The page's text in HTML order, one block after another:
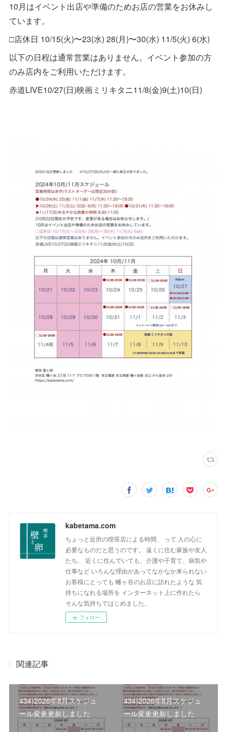
10月はイベント出店や準備のためお店の営業をお休みし
ています。
□店休日 10/15(火)〜23(水) 28(月)〜30(水) 11/5(火) 6(水)
以下の日程は通常営業はありません。イベント参加の方
のみ店内をご利用いただけます。
赤道LIVE10/27(日)映画ミリキタニ11/8(金)9(土)10(日)
kabetama.com
ちょっと近所の喫茶店による時間、 って 人の心に
必要なものだと思うのです。 遠くに住む家族や友人
たち、 近くに住んでいても、介護や子育て、病気や
仕事など いろんな理由があってなかなか来られない
お客様にとっても 幡ヶ谷のお店に訪れたような 気
持ちになれる場所を インターネット上に作れたら
そんな気持ちではじめました。
フォロー
関連記事
434)2026年8月スケジュ
ール変更更新しました
434)2026年8月スケジュ
ール変更更新しました